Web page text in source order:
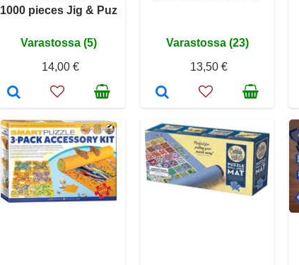
1000 pieces Jig & Puz
Varastossa (5)
14,00 €
Varastossa (23)
13,50 €